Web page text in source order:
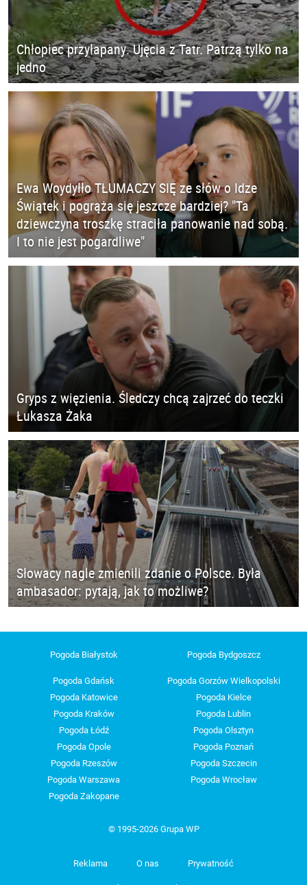
Chłopiec przyłapany. Ujęcia z Tatr. Patrzą tylko na
jedno
Ewa Woydyłło TŁUMACZY SIĘ ze słów o Idze
Świątek i pogrąża się jeszcze bardziej? "Ta
dziewczyna troszkę straciła panowanie nad sobą.
I to nie jest pogardliwe"
Gryps z więzienia. Śledczy chcą zajrzeć do teczki
Łukasza Żaka
Słowacy nagle zmienili zdanie o Polsce. Była
ambasador: pytają, jak to możliwe?
Pogoda Białystok Pogoda Bydgoszcz
Pogoda Gdańsk
Pogoda Gorzów Wielkopolski
Pogoda Katowice
Pogoda Kielce
Pogoda Kraków
Pogoda Lublin
Pogoda Łódź
Pogoda Olsztyn
Pogoda Opole
Pogoda Poznań
Pogoda Rzeszów
Pogoda Szczecin
Pogoda Warszawa
Pogoda Wrocław
Pogoda Zakopane
© 1995-2026 Grupa WP
Reklama O nas Prywatność